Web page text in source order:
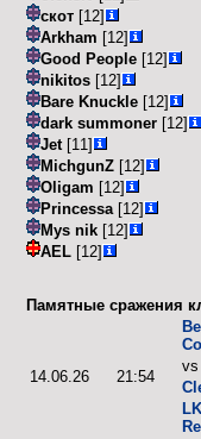
скот [12]
Arkham [12]
Good People [12]
nikitos [12]
Bare Knuckle [12]
dark summoner [12]
Jet[11]
MichgunZ [12]
Oligam [12]
Princessa[12]
Mys nik [12]
AEL [12]
Памятные сражения
14.06.26 21:54